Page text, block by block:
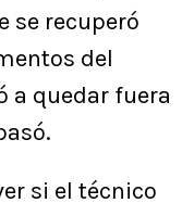
se recuperó
del
a quedar fuera
si el técnico